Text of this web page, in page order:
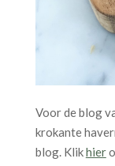
Voor de blog
krokante
blog. Klikhier